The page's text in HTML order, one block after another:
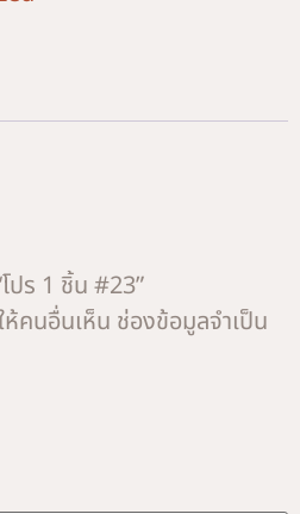
ปร 1 ชิ้น #23”
คนอื่นเห็น ช่องข้อมูลจำเป็น